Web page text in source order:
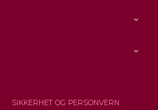
SIKKERHET OG PERSONVERN